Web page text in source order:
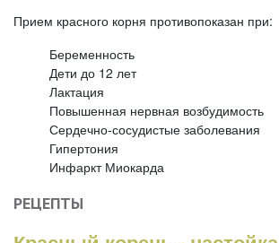
Прием красного корня противопоказан при:
Беременность
Дети до 12 лет
Лактация
Повышенная нервная возбудимость
Сердечно-сосудистые заболевания
Гипертония
Инфаркт Миокарда
РЕЦЕПТЫ